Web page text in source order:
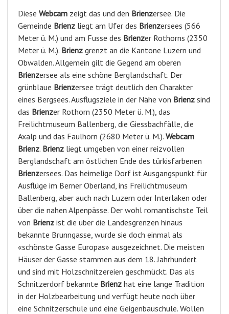
Diese Webcam zeigt das und den Brienzersee. Die
Gemeinde Brienz liegt am Ufer des Brienzersees (566
Meter ü. M.) und am Fusse des Brienzer Rothorns (2350
Meter ü. M.). Brienz grenzt an die Kantone Luzern und
Obwalden. Allgemein gilt die Gegend am oberen
Brienzersee als eine schöne Berglandschaft. Der
grünblaue Brienzersee trägt deutlich den Charakter
eines Bergsees. Ausflugsziele in der Nähe von Brienz sind
das Brienzer Rothorn (2350 Meter ü. M.), das
Freilichtmuseum Ballenberg, die Giessbachfälle, die
Axalp und das Faulhorn (2680 Meter ü. M.). Webcam
Brienz. Brienz liegt umgeben von einer reizvollen
Berglandschaft am östlichen Ende des türkisfarbenen
Brienzersees. Das heimelige Dorf ist Ausgangspunkt für
Ausflüge im Berner Oberland, ins Freilichtmuseum
Ballenberg, aber auch nach Luzern oder Interlaken oder
über die nahen Alpenpässe. Der wohl romantischste Teil
von Brienz ist die über die Landesgrenzen hinaus
bekannte Brunngasse, wurde sie doch einmal als
«schönste Gasse Europas» ausgezeichnet. Die meisten
Häuser der Gasse stammen aus dem 18. Jahrhundert
und sind mit Holzschnitzereien geschmückt. Das als
Schnitzerdorf bekannte Brienz hat eine lange Tradition
in der Holzbearbeitung und verfügt heute noch über
eine Schnitzerschule und eine Geigenbauschule. Wollen